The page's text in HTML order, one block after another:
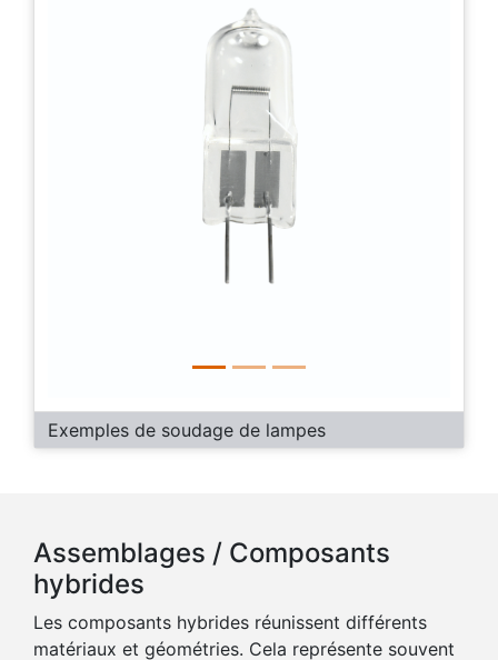
Exemples de soudage de lampes
Assemblages / Composants
hybrides
Les composants hybrides réunissent différents
matériaux et géométries. Cela représente souvent